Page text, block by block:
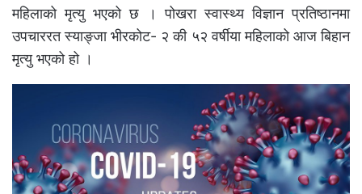
महिलाको मृत्यु भएको छ । पोखरा स्वास्थ्य विज्ञान प्रतिष्ठानमा
उपचाररत स्याङ्जा भीरकोट- २ की ५२ वर्षीया महिलाको आज बिहान
मृत्यु भएको हो ।